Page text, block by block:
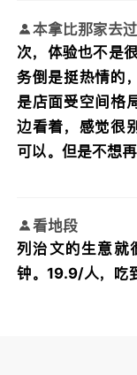
本拿比那家去
次，体验也不是
务倒是挺热情的
是店面受空间格
边看着，感觉很
可以。但是不想再
看地段
列治文的生意就
钟。19.9/人，吃